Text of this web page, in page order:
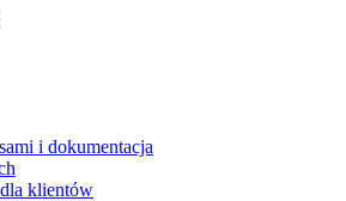
i dokumentacja
klientów